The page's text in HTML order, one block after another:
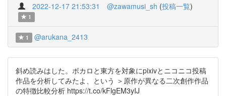
2022-12-17 21:53:31 @zawamusi_sh (投稿一覧)
1
1 @arukana_2413
斜め読みはした。ボカロと東方を対象にpixivとニコニコ投稿
作品を分析してみたよ、という ＞原作が異なる二次創作作品
の特徴比較分析 https://t.co/kFlgEM3yIJ